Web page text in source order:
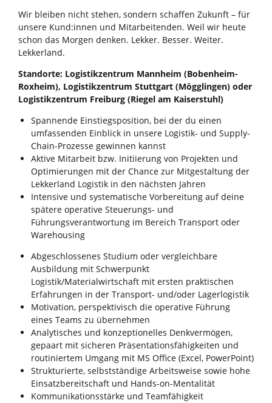
Wir bleiben nicht stehen, sondern schaffen Zukunft – für
unsere Kund:innen und Mitarbeitenden. Weil wir heute
schon das Morgen denken. Lekker. Besser. Weiter.
Lekkerland.
Standorte: Logistikzentrum Mannheim (Bobenheim-
Roxheim), Logistikzentrum Stuttgart (Mögglingen) oder
Logistikzentrum Freiburg (Riegel am Kaiserstuhl)
Spannende Einstiegsposition, bei der du einen
umfassenden Einblick in unsere Logistik- und Supply-
Chain-Prozesse gewinnen kannst
Aktive Mitarbeit bzw. Initiierung von Projekten und
Optimierungen mit der Chance zur Mitgestaltung der
Lekkerland Logistik in den nächsten Jahren
Intensive und systematische Vorbereitung auf deine
spätere operative Steuerungs- und
Führungsverantwortung im Bereich Transport oder
Warehousing
Abgeschlossenes Studium oder vergleichbare
Ausbildung mit Schwerpunkt
Logistik/Materialwirtschaft mit ersten praktischen
Erfahrungen in der Transport- und/oder Lagerlogistik
Motivation, perspektivisch die operative Führung
eines Teams zu übernehmen
Analytisches und konzeptionelles Denkvermögen,
gepaart mit sicheren Präsentationsfähigkeiten und
routiniertem Umgang mit MS Office (Excel, PowerPoint)
Strukturierte, selbstständige Arbeitsweise sowie hohe
Einsatzbereitschaft und Hands-on-Mentalität
Kommunikationsstärke und Teamfähigkeit